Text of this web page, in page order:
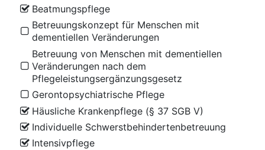
Beatmungspflege
Betreuungskonzept für Menschen mit
dementiellen Veränderungen
Betreuung von Menschen mit dementiellen
Veränderungen nach dem
Pflegeleistungsergänzungsgesetz
Gerontopsychiatrische Pflege
Häusliche Krankenpflege (§ 37 SGB V)
Individuelle Schwerstbehindertenbetreuung
Intensivpflege